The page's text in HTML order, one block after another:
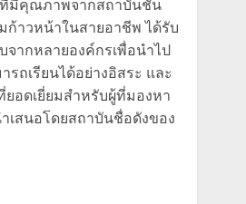
ที่มีคุณภาพจากสถาบันชั้น
ก้าวหน้าในสายอาชีพ ได้รับ
จากหลายองค์กรเพื่อนำไป
ถเรียนได้อย่างอิสระ และ
ยอดเยี่ยมสำหรับผู้ที่มองหา
เสนอโดยสถาบันชื่อดังของ